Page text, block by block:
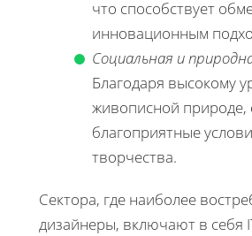
что способствует
инновационным
Социальная и
Благодаря высокому
живописной природе,
благоприятные
творчества.
Сектора, где наиболее
дизайнеры, включают в себя